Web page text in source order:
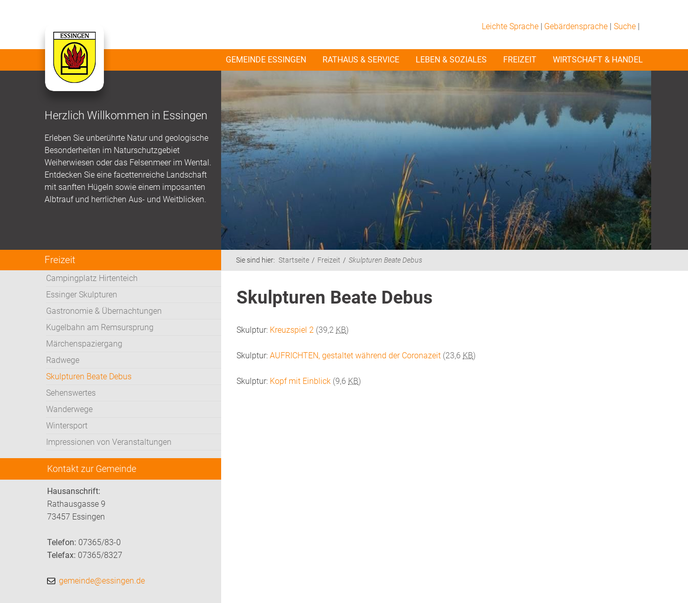
Leichte Sprache | Gebärdensprache | Suche|
GEMEINDE ESSINGEN RATHAUS & SERVICE LEBEN & SOZIALES FREIZEIT WIRTSCHAFT & HANDEL
Herzlich Willkommen in Essingen
Erleben Sie unberührte Natur und geologische
Besonderheiten im Naturschutzgebiet
Weiherwiesen oder das Felsenmeer im Wental.
Entdecken Sie eine facettenreiche Landschaft
mit sanften Hügeln sowie einem imposanten
Albtrauf und herrlichen Aus- und Weitblicken.
Freizeit
Campingplatz Hirtenteich
Essinger Skulpturen
Gastronomie & Übernachtungen
Kugelbahn am Remsursprung
Märchenspaziergang
Radwege
Skulpturen Beate Debus
Sehenswertes
Wanderwege
Wintersport
Impressionen von Veranstaltungen
Kontakt zur Gemeinde
Hausanschrift:
Rathausgasse 9
73457 Essingen
Telefon: 07365/83-0
Telefax: 07365/8327
gemeinde@essingen.de
Sie sind hier: Startseite Freizeit Skulpturen Beate Debus
Skulpturen Beate Debus
Skulptur: Kreuzspiel 2 (39,2 KB)
Skulptur: AUFRICHTEN, gestaltet während der Coronazeit (23,6 KB)
Skulptur: Kopf mit Einblick (9,6 KB)